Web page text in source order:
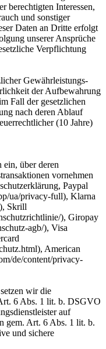
berechtigten Interessen,
und sonstiger
Daten an Dritte erfolgt
unserer Ansprüche
Verpflichtung
Gewährleistungs-
der Aufbewahrung
Fall der gesetzlichen
nach deren Ablauf
(10 Jahre)
ein, über deren
vornehmen
Paypal
ua/privacy-full), Klarna
Skrill
), Giropay
agb/), Visa
American
de/content/privacy-
wir die
6 Abs. 1 lit. b. DSGVO
auf
gem. Art. 6 Abs. 1 lit. b.
und sichere